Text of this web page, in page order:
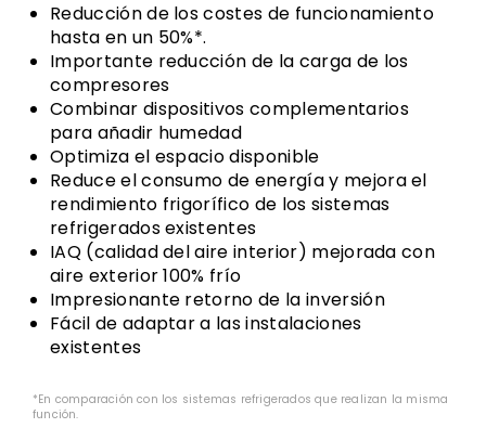
Reducción de los costes de funcionamiento
hasta en un 50%*.
Importante reducción de la carga de los
compresores
Combinar dispositivos complementarios
para añadir humedad
Optimiza el espacio disponible
Reduce el consumo de energía y mejora el
rendimiento frigorífico de los sistemas
refrigerados existentes
IAQ (calidad del aire interior) mejorada con
aire exterior 100% frío
Impresionante retorno de la inversión
Fácil de adaptar a las instalaciones
existentes
*En comparación con los sistemas refrigerados que realizan la misma
función.